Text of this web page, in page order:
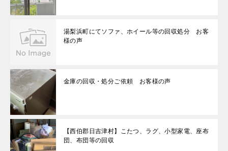
湯梨浜町にてソファ、ホイール等の回収処分 お客
様の声
金庫の回収・処分ご依頼 お客様の声
【西伯郡日吉津村】こたつ、ラグ、小型家電、座布
団、布団等の回収